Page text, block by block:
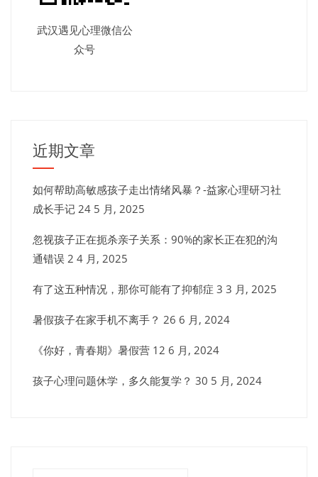
武汉遇见心理微信公
众号
近期文章
如何帮助高敏感孩子走出情绪风暴？-益家心理研习社
成长手记 24 5 月, 2025
忽视孩子正在扼杀亲子关系：90%的家长正在犯的沟
通错误 2 4 月, 2025
有了这五种情况，那你可能有了抑郁症 3 3 月, 2025
暑假孩子在家手机不离手？ 26 6 月, 2024
《你好，青春期》暑假营 12 6 月, 2024
孩子心理问题休学，多久能复学？ 30 5 月, 2024